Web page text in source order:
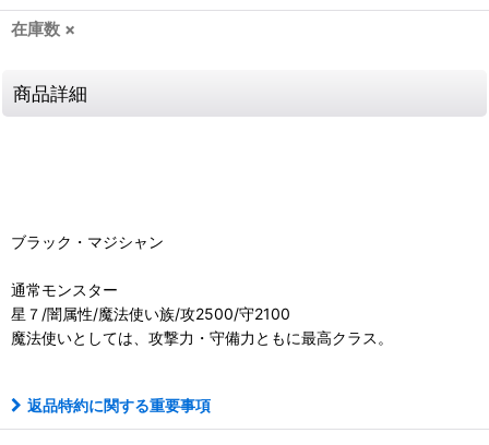
在庫数 ×
商品詳細
ブラック・マジシャン
通常モンスター
星７/闇属性/魔法使い族/攻2500/守2100
魔法使いとしては、攻撃力・守備力ともに最高クラス。
返品特約に関する重要事項